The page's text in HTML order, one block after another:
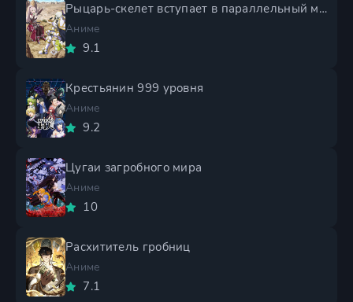
Рыцарь-скелет вступает в параллельный мир 2 сезон
Аниме
9.1
Крестьянин 999 уровня
Аниме
9.2
Цугаи загробного мира
Аниме
10
Расхититель гробниц
Аниме
7.1